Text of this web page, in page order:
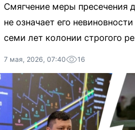
Смягчение меры пресечения
не означает его
семи лет колонии строгого
7 мая, 2026, 07:40 16